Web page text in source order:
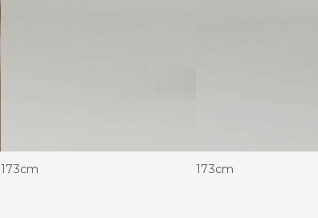
173cm 173cm